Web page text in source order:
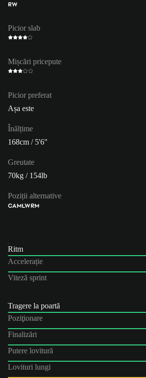
RW
Picior slab
Mișcări pricepute
Picior preferat
Așa este
Înălțime
168cm / 5'6"
Greutate
70kg / 154lb
Poziții alternative
CAMLWRM
Ritm
Accelerație
Viteză sprint
Tragere la poartă
Poziţionare
Finalizări
Putere lovitură
Lovituri lungi